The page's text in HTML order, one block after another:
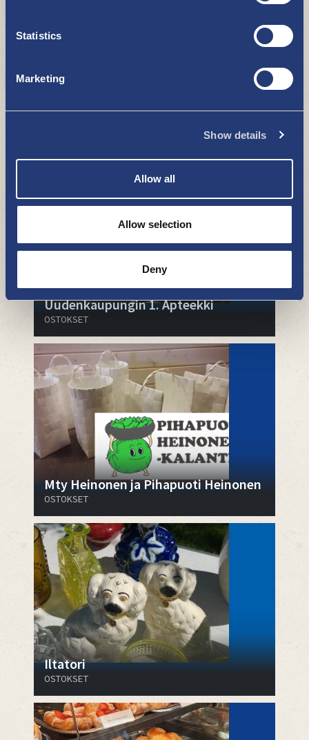
Statistics
Marketing
Show details
Allow all
Allow selection
Deny
Uudenkaupungin 1. Apteekki
OSTOKSET
Mty Heinonen ja Pihapuoti Heinonen
OSTOKSET
Iltatori
OSTOKSET